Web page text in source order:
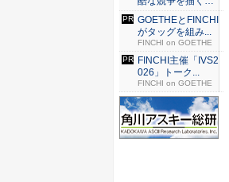
JM ...
GOETHEとFINCHI
がタッグを組み...
FINCHI on GOETHE
FINCHI主催「IVS2
026」トーク...
FINCHI on GOETHE